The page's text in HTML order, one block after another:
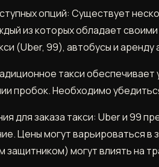
опций: Существует
из которых обладает
(Uber, 99), автобусы и
такси
пробок. Необходимо
для заказа такси: Uber и 99
Цены могут варьироваться в
защитником) могут влиять на